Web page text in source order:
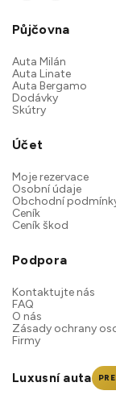
Půjčovna
Auta Milán
Auta Linate
Auta Bergamo
Dodávky
Skútry
Účet
Moje rezervace
Osobní údaje
Obchodní
Ceník
Ceník škod
Podpora
Kontaktujte nás
FAQ
O nás
Zásady ochrany
Firmy
Luxusní auta